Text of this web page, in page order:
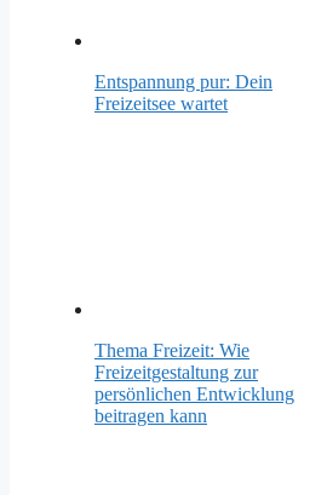
Entspannung pur: Dein
Freizeitsee wartet
Thema Freizeit: Wie
Freizeitgestaltung zur
persönlichen Entwicklung
beitragen kann